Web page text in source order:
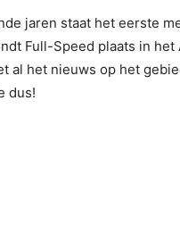
jaren staat het eerste
Full-Speed plaats in
al het nieuws op het
dus!